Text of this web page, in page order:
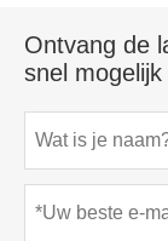
Ontvang de
snel